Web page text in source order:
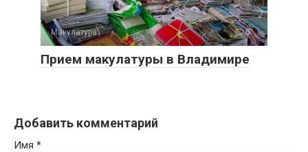
Макулатура 0
Прием макулатуры в Владимире
Добавить комментарий
Имя *